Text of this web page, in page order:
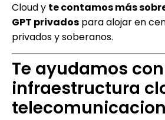
Cloud y te contamos más
GPT privados para alojar en
privados y soberanos.
Te ayudamos
infraestructura